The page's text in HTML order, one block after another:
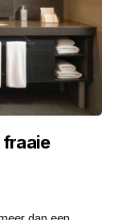
fraaie